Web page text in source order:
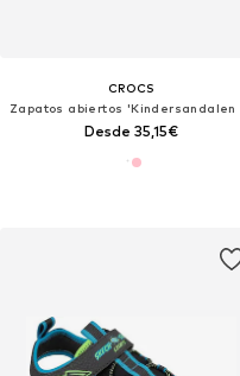
CROCS
Desde 35,15€